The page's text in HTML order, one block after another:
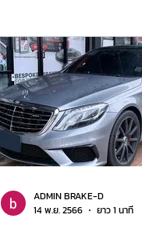
ADMIN BRAKE-D
14 พ.ย. 2566
ยาว 1 นาที